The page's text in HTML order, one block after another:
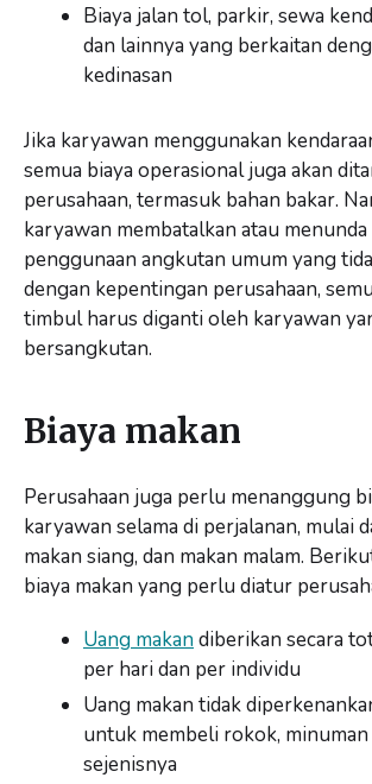
Biaya jalan tol, parkir, sewa
dan lainnya yang berkaitan
kedinasan
Jika karyawan menggunakan
semua biaya operasional juga akan
perusahaan, termasuk bahan bakar.
karyawan membatalkan atau menunda
penggunaan angkutan umum yang
dengan kepentingan perusahaan,
timbul harus diganti oleh karyawan
bersangkutan.
Biaya makan
Perusahaan juga perlu menanggung
karyawan selama di perjalanan, mulai
makan siang, dan makan malam.
biaya makan yang perlu diatur
Uang makandiberikan secara
per hari dan per individu
Uang makan tidak
untuk membeli rokok, minuman
sejenisnya